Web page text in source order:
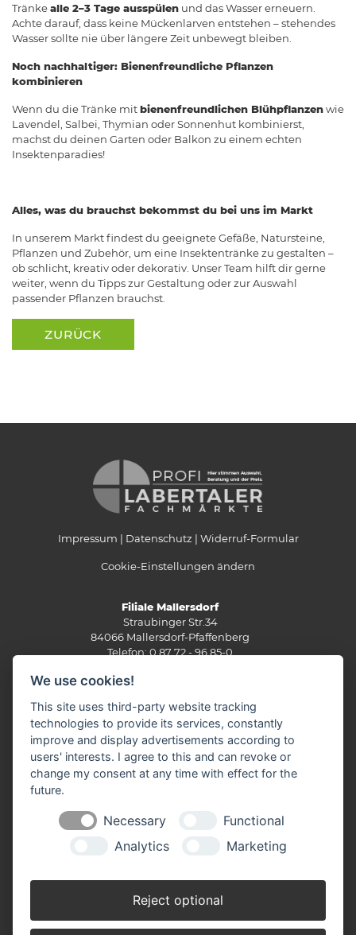
Tränkealle 2–3 Tage ausspülen und das Wasser erneuern.
Achte darauf, dass keine Mückenlarven entstehen – stehendes
Wasser sollte nie über längere Zeit unbewegt bleiben.
Noch nachhaltiger: Bienenfreundliche Pflanzen
kombinieren
Wenn du die Tränke mitbienenfreundlichen Blühpflanzenwie
Lavendel, Salbei, Thymian oder Sonnenhut kombinierst,
machst du deinen Garten oder Balkon zu einem echten
Insektenparadies!
Alles, was du brauchst bekommst du bei uns im Markt
In unserem Markt findest du geeignete Gefäße, Natursteine,
Pflanzen und Zubehör, um eine Insektentränke zu gestalten –
ob schlicht, kreativ oder dekorativ. Unser Team hilft dir gerne
weiter, wenn du Tipps zur Gestaltung oder zur Auswahl
passender Pflanzen brauchst.
ZURÜCK
Impressum Datenschutz Widerruf-Formular
Cookie-Einstellungen ändern
Filiale Mallersdorf
Straubinger Str.34
84066 Mallersdorf-Pfaffenberg
Telefon: 0 87 72 - 96 85-0
Mo-Fr:
Filiale Rottenburg
Industriestr. 2
84056 Rottenburg
Telefon: 0 87 81 - 20 05 5-0
labertaler-markt-rottenburg(at)t-online.de
Sa:8.00 - 15.00 Uhr
Filiale Schierling
Telefon: 0 94 51 - 94 80 7-0
Mo-Fr:8.00 - 19.00 Uhr
We use cookies!
This site uses third-party website tracking
technologies to provide its services, constantly
improve and display advertisements according to
users' interests. I agree to this and can revoke or
change my consent at any time with effect for the
future.
Necessary
Functional
Analytics
Marketing
Reject optional